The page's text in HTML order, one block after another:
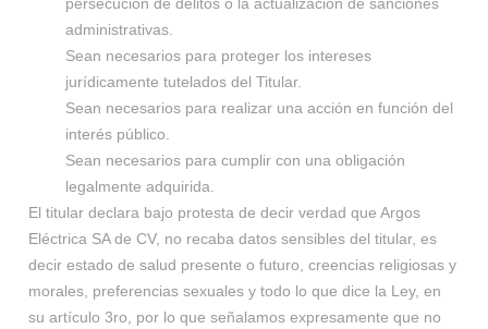
administrativas.
Sean necesarios para proteger los intereses
jurídicamente tutelados del Titular.
Sean necesarios para realizar una acción en función del
interés público.
Sean necesarios para cumplir con una obligación
legalmente adquirida.
El titular declara bajo protesta de decir verdad que Argos
Eléctrica SA de CV, no recaba datos sensibles del titular, es
decir estado de salud presente o futuro, creencias religiosas y
morales, preferencias sexuales y todo lo que dice la Ley, en
su artículo 3ro, por lo que señalamos expresamente que no